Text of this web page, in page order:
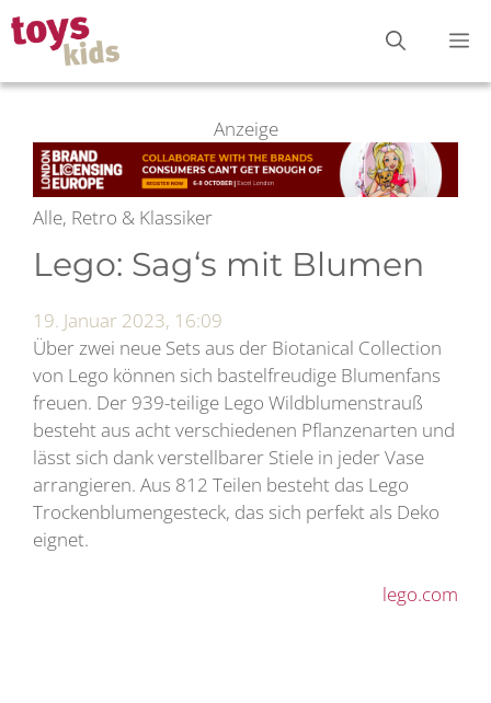
Zum
Inhalt
springen
Anzeige
Alle, Retro & Klassiker
Lego: Sag‘s mit Blumen
19. Januar 2023, 16:09
Über zwei neue Sets aus der Biotanical Collection
von Lego können sich bastelfreudige Blumenfans
freuen. Der 939-teilige Lego Wildblumenstrauß
besteht aus acht verschiedenen Pflanzenarten und
lässt sich dank verstellbarer Stiele in jeder Vase
arrangieren. Aus 812 Teilen besteht das Lego
Trockenblumengesteck, das sich perfekt als Deko
eignet.
lego.com